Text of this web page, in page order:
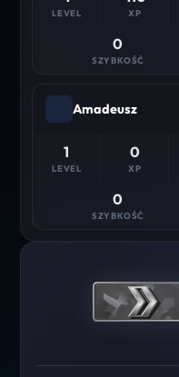
LEVEL XP
0
SZYBKOŚĆ
Amadeusz
1
LEVEL
0
XP
0
SZYBKOŚĆ